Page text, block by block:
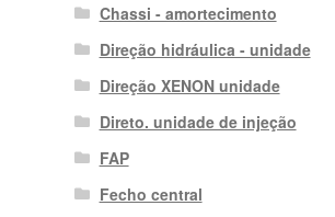
Chassi - amortecimento
Direção hidráulica - unidade
Direção XENON unidade
Direto. unidade de injeção
FAP
Fecho central